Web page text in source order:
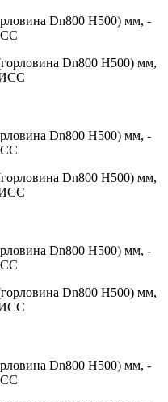
Dn800 H500) мм, -
Dn800 H500) мм, -
Dn800 H500) мм, -
Dn800 H500) мм, -